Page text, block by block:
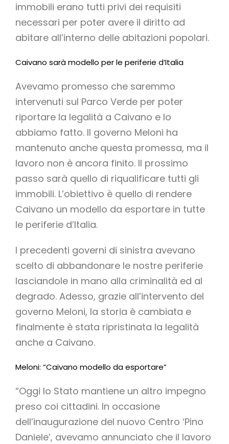
immobili erano tutti privi dei requisiti
necessari per poter avere il diritto ad
abitare all’interno delle abitazioni popolari.
Caivano sarà modello per le periferie d’Italia
Avevamo promesso che saremmo
intervenuti sul Parco Verde per poter
riportare la legalità a Caivano e lo
abbiamo fatto. Il governo Meloni ha
mantenuto anche questa promessa, ma il
lavoro non è ancora finito. Il prossimo
passo sarà quello di riqualificare tutti gli
immobili. L’obiettivo è quello di rendere
Caivano un modello da esportare in tutte
le periferie d’Italia.
I precedenti governi di sinistra avevano
scelto di abbandonare le nostre periferie
lasciandole in mano alla criminalità ed al
degrado. Adesso, grazie all’intervento del
governo Meloni, la storia è cambiata e
finalmente è stata ripristinata la legalità
anche a Caivano.
Meloni: “Caivano modello da esportare”
“Oggi lo Stato mantiene un altro impegno
preso coi cittadini. In occasione
dell’inaugurazione del nuovo Centro ‘Pino
Daniele’, avevamo annunciato che il lavoro